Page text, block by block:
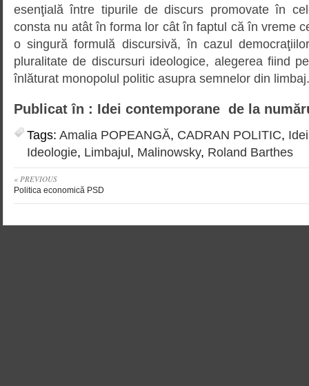
esenţială între tipurile de discurs promovate în
consta nu atât în forma lor cât în faptul că în vreme
o singură formulă discursivă, în cazul
pluralitate de discursuri ideologice, alegerea fiind
înlăturat monopolul politic asupra semnelor din limbaj.
Publicat în : Idei contemporane de la
Tags: Amalia POPEANGĂ, CADRAN POLITIC,
Ideologie, Limbajul, Malinowsky, Roland Barthes
« PREVIOUS
Politica economică PSD